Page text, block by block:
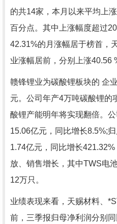
的共14家，本月以来平均上
百分点。其中上涨幅度超过
42.31%的月涨幅居于榜首，
业涨幅居前，分别上涨40.56
赣锋锂业为碳酸锂板块的 企
元。公司年产4万吨碳酸锂的
酸锂产能明年将实现翻倍。
15.06亿元，同比增长8.5%;
1.74亿元，同比增长
放、销售增长，其中TWS电
12万只。
业绩表现来看，天赐材料、
前，三季报归母净利润分别